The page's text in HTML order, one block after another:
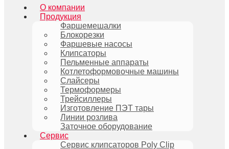
О компании
Продукция
Фаршемешалки
Блокорезки
Фаршевые насосы
Клипсаторы
Пельменные аппараты
Котлетоформовочные машины
Слайсеры
Термоформеры
Трейсиллеры
Изготовление ПЭТ тары
Линии розлива
Заточное оборудование
Сервис
Сервис клипсаторов Poly Clip